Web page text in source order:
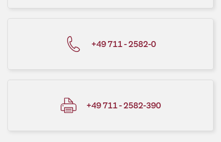
+49 711 - 2582-0
+49 711 - 2582-390